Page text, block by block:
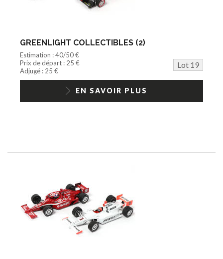
GREENLIGHT COLLECTIBLES (2)
Estimation : 40/50 €
Prix de départ : 25 €
Lot 19
Adjugé : 25 €
EN SAVOIR PLUS